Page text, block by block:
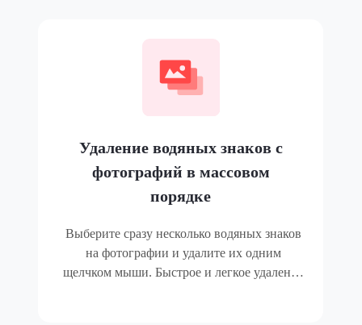
Удаление водяных знаков с
фотографий в массовом
порядке
Выберите сразу несколько водяных знаков
на фотографии и удалите их одним
щелчком мыши. Быстрое и легкое удаление